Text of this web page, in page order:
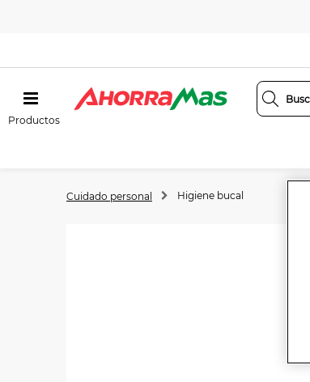
Productos
Cuidado personal Higiene bucal